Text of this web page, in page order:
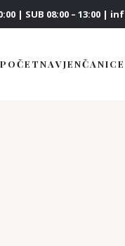
| SUB 08:00 – 13:00 |
POČETNAVJENČANICE